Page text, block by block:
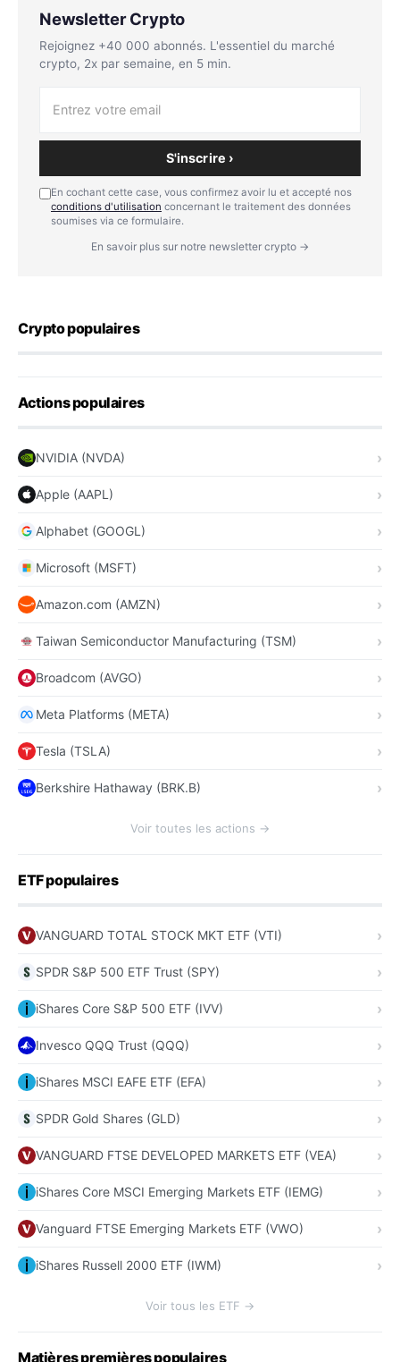
Newsletter Crypto
Rejoignez +40 000 abonnés. L'essentiel du marché
crypto, 2x par semaine, en 5 min.
S'inscrire ›
En cochant cette case, vous confirmez avoir lu et accepté nos
conditions d'utilisation concernant le traitement des données
soumises via ce formulaire.
En savoir plus sur notre newsletter crypto →
Crypto populaires
Actions populaires
NVIDIA (NVDA)
Apple (AAPL)
Alphabet (GOOGL)
Microsoft (MSFT)
Amazon.com (AMZN)
Taiwan Semiconductor Manufacturing (TSM)
Broadcom (AVGO)
Meta Platforms (META)
Tesla (TSLA)
Berkshire Hathaway (BRK.B)
Voir toutes les actions →
ETF populaires
VANGUARD TOTAL STOCK MKT ETF (VTI)
SPDR S&P 500 ETF Trust (SPY)
iShares Core S&P 500 ETF (IVV)
Invesco QQQ Trust (QQQ)
iShares MSCI EAFE ETF (EFA)
SPDR Gold Shares (GLD)
VANGUARD FTSE DEVELOPED MARKETS ETF (VEA)
iShares Core MSCI Emerging Markets ETF (IEMG)
Vanguard FTSE Emerging Markets ETF (VWO)
iShares Russell 2000 ETF (IWM)
Voir tous les ETF →
Matières premières populaires